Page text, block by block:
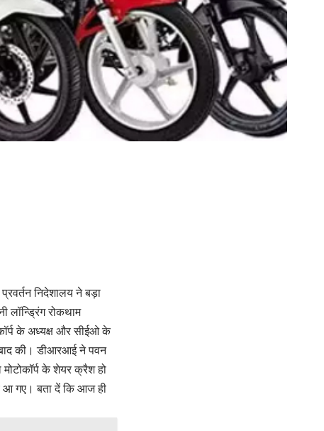
प्रवर्तन निदेशालय ने बड़ा
लॉन्ड्रिंग रोकथाम
के अध्यक्ष और सीईओ के
बाद की। डीआरआई ने पवन
के शेयर क्रैश हो
आ गए। बता दें कि आज ही